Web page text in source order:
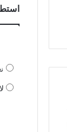
لا